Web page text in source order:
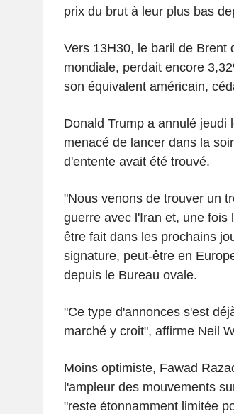
prix du brut à leur plus bas
Vers 13H30, le baril de Brent
mondiale, perdait encore
son équivalent américain,
Donald Trump a annulé jeudi
menacé de lancer dans la
d'entente avait été trouvé.
"Nous venons de trouver un
guerre avec l'Iran et, une fois
être fait dans les prochains
signature, peut-être en
depuis le Bureau ovale.
"Ce type d'annonces s'est
marché y croit", affirme Neil
Moins optimiste, Fawad
l'ampleur des mouvements
"reste étonnamment limitée